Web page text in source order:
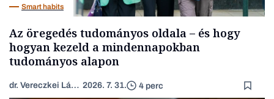
Smart habits
Az öregedés tudományos oldala – és hogy
hogyan kezeld a mindennapokban
tudományos alapon
dr. Vereczkei László 2026. 7. 31. 4 perc